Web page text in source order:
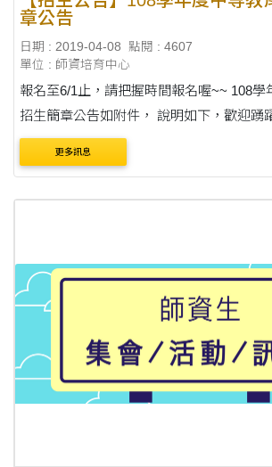
章公告
日期 : 2019-04-08
點閱 : 4607
單位 : 師資培育中心
報名至6/1止，請把握時間報名喔~~ 108學
招生簡章公告如附件， 說明如下，歡迎踴
更多訊息